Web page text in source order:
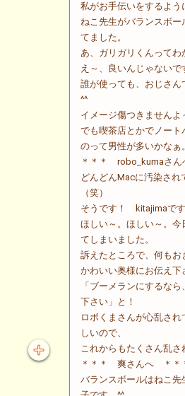
私がお手伝いをするよう
ねこ先生がバランスボー
てました。
あ、ガリガリくんってわ
え～、良いんじゃないで
誰が使っても、おじさん
^^
イメージ傷つきませんよ
でも喫茶店とかでノート
のって男性が多いかなぁ。
＊＊＊ robo_kumaさ
どんどんMacに汚染され
（笑）
そうです！ kitajimaで
ほしい～。ほしい～。今
てしまいました。
訴えたところで、何もお
かわいい奥様にお伝え下
「ブーメランにするな
下さい」と！
ロボくまさんが心乱さ
しいので、
これからもたくさん乱
＊＊＊ 爽さんへ ＊＊
バランスボールはねこ先